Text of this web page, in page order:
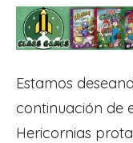
Estamos
continuación de
Hericornias